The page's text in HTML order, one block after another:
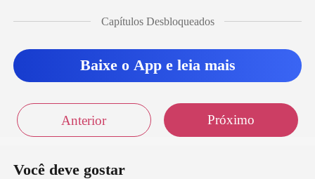
Capítulos Desbloqueados
Baixe o App e leia mais
Anterior Próximo
Você deve gostar